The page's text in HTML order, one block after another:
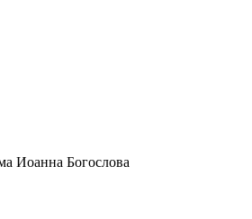
Иоанна Богослова